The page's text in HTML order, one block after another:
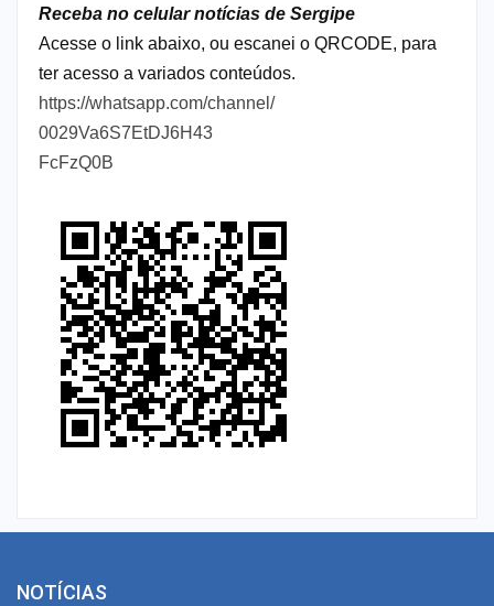
Receba no celular notícias de Sergipe
Acesse o link abaixo, ou escanei o QRCODE, para
ter acesso a variados conteúdos.
https://whatsapp.com/channel/
0029Va6S7EtDJ6H43
FcFzQ0B
NOTÍCIAS